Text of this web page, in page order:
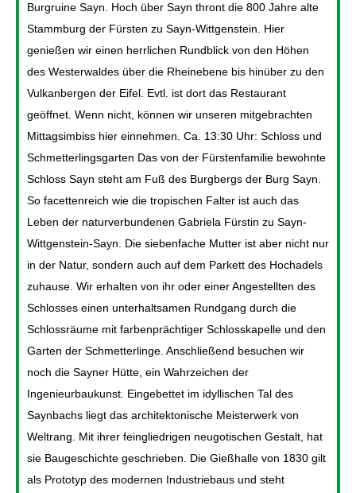
Burgruine Sayn. Hoch über Sayn thront die 800 Jahre alte
Stammburg der Fürsten zu Sayn-Wittgenstein. Hier
genießen wir einen herrlichen Rundblick von den Höhen
des Westerwaldes über die Rheinebene bis hinüber zu den
Vulkanbergen der Eifel. Evtl. ist dort das Restaurant
geöffnet. Wenn nicht, können wir unseren mitgebrachten
Mittagsimbiss hier einnehmen. Ca. 13:30 Uhr: Schloss und
Schmetterlingsgarten Das von der Fürstenfamilie bewohnte
Schloss Sayn steht am Fuß des Burgbergs der Burg Sayn.
So facettenreich wie die tropischen Falter ist auch das
Leben der naturverbundenen Gabriela Fürstin zu Sayn-
Wittgenstein-Sayn. Die siebenfache Mutter ist aber nicht nur
in der Natur, sondern auch auf dem Parkett des Hochadels
zuhause. Wir erhalten von ihr oder einer Angestellten des
Schlosses einen unterhaltsamen Rundgang durch die
Schlossräume mit farbenprächtiger Schlosskapelle und den
Garten der Schmetterlinge. Anschließend besuchen wir
noch die Sayner Hütte, ein Wahrzeichen der
Ingenieurbaukunst. Eingebettet im idyllischen Tal des
Saynbachs liegt das architektonische Meisterwerk von
Weltrang. Mit ihrer feingliedrigen neugotischen Gestalt, hat
sie Baugeschichte geschrieben. Die Gießhalle von 1830 gilt
als Prototyp des modernen Industriebaus und steht